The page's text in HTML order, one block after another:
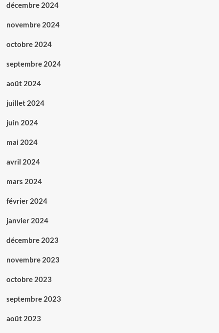
décembre 2024
novembre 2024
octobre 2024
septembre 2024
août 2024
juillet 2024
juin 2024
mai 2024
avril 2024
mars 2024
février 2024
janvier 2024
décembre 2023
novembre 2023
octobre 2023
septembre 2023
août 2023